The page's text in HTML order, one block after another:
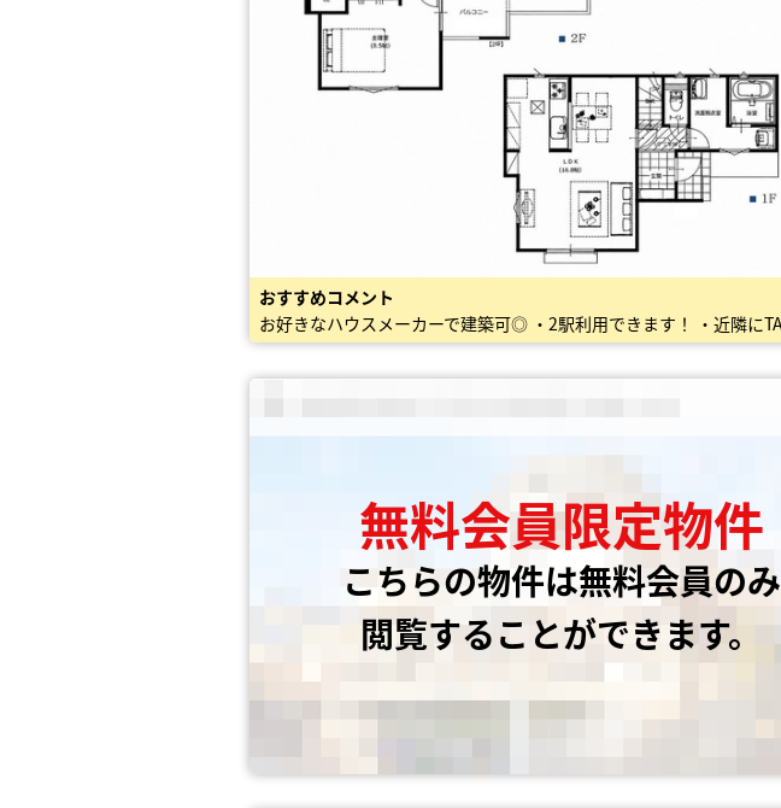
おすすめコメント
無料会員限定物件
こちらの物件は無料会員のみ
閲覧することができます。